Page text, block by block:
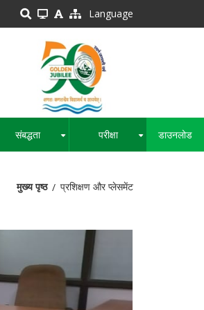
Language
संबद्धता परीक्षा डाउनलोड
मुख्य पृष्ठ प्रशिक्षण और प्लेसमेंट